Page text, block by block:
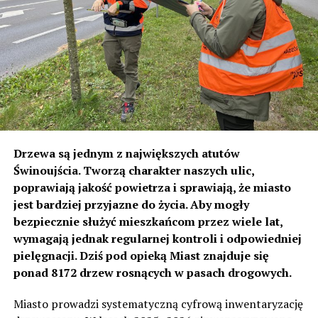
Schronisko chce również rozwijać sieć domów
tymczasowych. Osoby, które chciałyby zaangażować się
w taką formę pomocy, nie pozostaną same. Placówka
może udostępnić klatki kennelowe, niezbędne
wyposażenie oraz służyć wsparciem i doświadczeniem.
To rozwiązanie, które pozwala uratować kolejne
zwierzęta, jednocześnie zapewniając im spokojniejsze
warunki niż pobyt w przepełnionym schronisku.
Każda adopcja, każdy dom tymczasowy i każda
odpowiedzialna decyzja mieszkańców pomagają zrobić
miejsce dla kolejnego zwierzęcia, które naprawdę nie ma
dokąd trafić. Schronisko w Świnoujściu nadal będzie
pomagać wszystkim potrzebującym, jednak dziś
priorytetem jest również zapewnienie odpowiednich
warunków kotom, które już znajdują się pod jego opieką.
To właśnie za ich zdrowie i bezpieczeństwo pracownicy
oraz operator schroniska odpowiadają każdego dnia.
Drzewa są jednym z największych atutów
Świnoujścia. Tworzą charakter naszych ulic,
poprawiają jakość powietrza i sprawiają, że miasto
jest bardziej przyjazne do życia. Aby mogły
bezpiecznie służyć mieszkańcom przez wiele lat,
wymagają jednak regularnej kontroli i odpowiedniej
pielęgnacji. Dziś pod opieką Miast znajduje się
ponad 8172 drzew rosnących w pasach drogowych.
Miasto prowadzi systematyczną cyfrową inwentaryzację